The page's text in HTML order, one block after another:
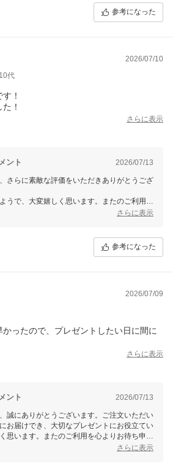
点があれば、ぜひお気軽にお聞かせくださ
参考になった
2026/07/10
10代
！
！
さらに表示
ント 2026/07/13
さらに素敵な評価をいただきありがとうござ
うで、大変嬉しく思います。またのご利用を
。お気軽にお立ち寄りくださいませ！さらに表示
参考になった
2026/07/09
ったので、プレゼントしたい日に間に
さらに表示
ント 2026/07/13
誠にありがとうございます。ご注文いただい
お届けでき、大切なプレゼントにお役立てい
思います。またのご利用を心よりお待ち申し
さらに表示